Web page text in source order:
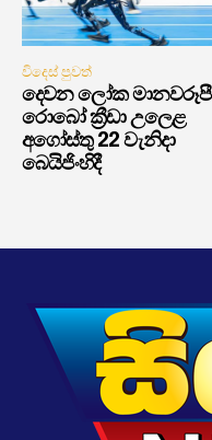
විදෙස් පුවත්
දෙවන ලෝක මානවරූපී
රොබෝ ක්‍රීඩා උලෙළ
අගෝස්තු 22 වැනිදා
බෙයිජිංහිදී